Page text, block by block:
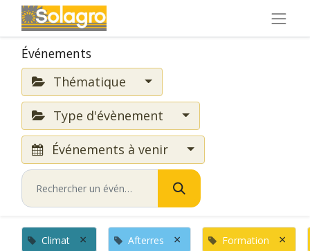
Événements
Thématique
Type d'évènement
Événements à venir
Climat × Afterres × Formation ×